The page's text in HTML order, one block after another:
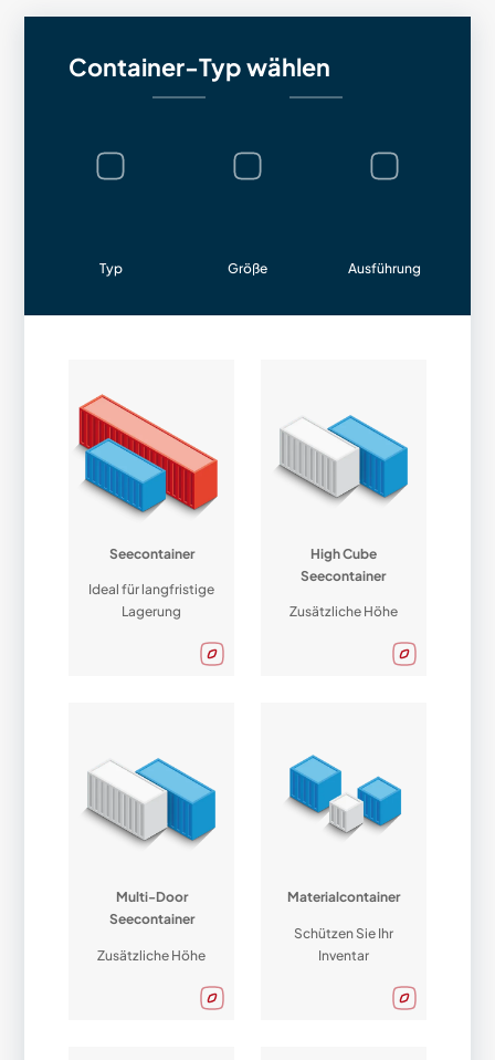
Container-Typ wählen
Typ Größe Ausführung
Seecontainer
Ideal für langfristige
Lagerung
High Cube
Seecontainer
Zusätzliche Höhe
Multi-Door
Seecontainer
Zusätzliche Höhe
Materialcontainer
Schützen Sie Ihr
Inventar